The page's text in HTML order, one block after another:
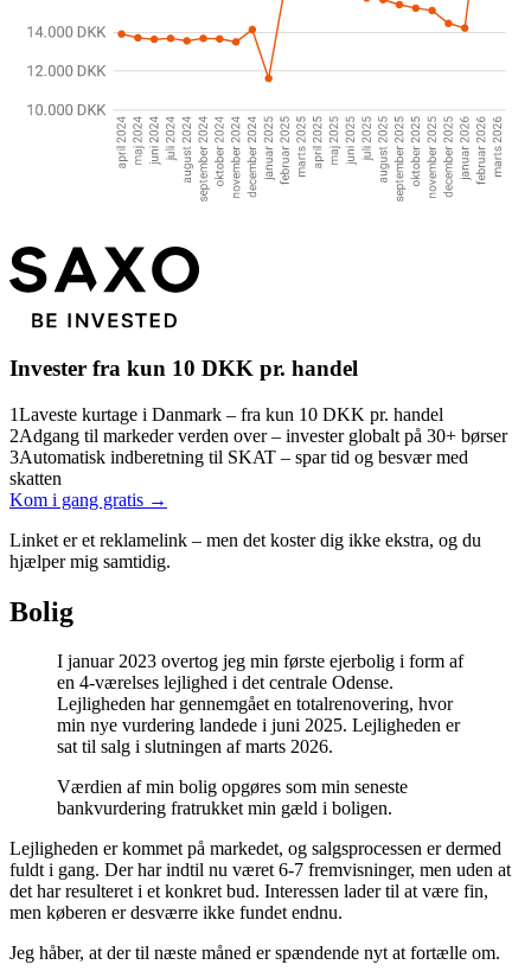
Invester fra kun 10 DKK pr. handel
1Laveste kurtage i Danmark – fra kun 10 DKK pr. handel
2Adgang til markeder verden over – invester globalt på 30+ børser
3Automatisk indberetning til SKAT – spar tid og besvær med
skatten
Kom i gang gratis →
Linket er et reklamelink – men det koster dig ikke ekstra, og du
hjælper mig samtidig.
Bolig
I januar 2023 overtog jeg min første ejerbolig i form af
en 4-værelses lejlighed i det centrale Odense.
Lejligheden har gennemgået en totalrenovering, hvor
min nye vurdering landede i juni 2025. Lejligheden er
sat til salg i slutningen af marts 2026.
Værdien af min bolig opgøres som min seneste
bankvurdering fratrukket min gæld i boligen.
Lejligheden er kommet på markedet, og salgsprocessen er dermed
fuldt i gang. Der har indtil nu været 6-7 fremvisninger, men uden at
det har resulteret i et konkret bud. Interessen lader til at være fin,
men køberen er desværre ikke fundet endnu.
Jeg håber, at der til næste måned er spændende nyt at fortælle om.